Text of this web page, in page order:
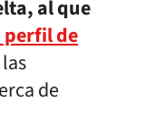
al que
perfil de
de